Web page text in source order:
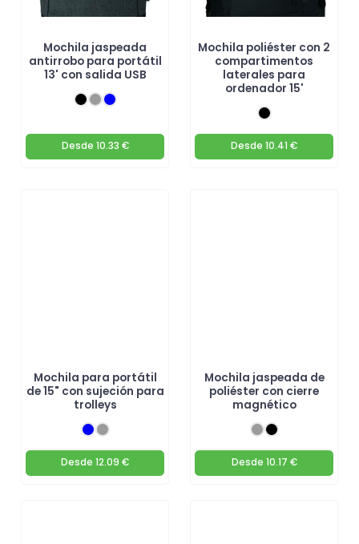
Mochila jaspeada
antirrobo para portátil
13' con salida USB
Desde 10.33 €
Mochila poliéster con 2
compartimentos
laterales para
ordenador 15'
Desde 10.41 €
Mochila para portátil
de 15" con sujeción para
trolleys
Desde 12.09 €
Mochila jaspeada de
poliéster con cierre
magnético
Desde 10.17 €